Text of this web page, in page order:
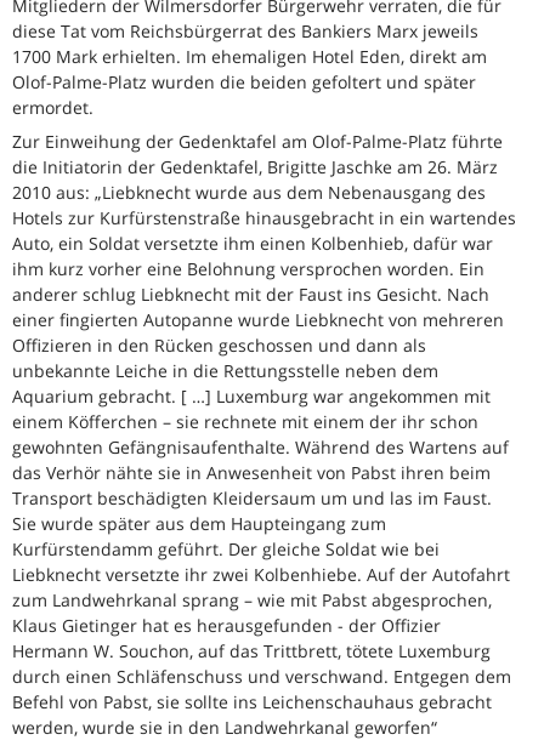
Mitgliedern der Wilmersdorfer Bürgerwehr verraten, die für
diese Tat vom Reichsbürgerrat des Bankiers Marx jeweils
1700 Mark erhielten. Im ehemaligen Hotel Eden, direkt am
Olof-Palme-Platz wurden die beiden gefoltert und später
ermordet.
Zur Einweihung der Gedenktafel am Olof-Palme-Platz führte
die Initiatorin der Gedenktafel, Brigitte Jaschke am 26. März
2010 aus: „Liebknecht wurde aus dem Nebenausgang des
Hotels zur Kurfürstenstraße hinausgebracht in ein wartendes
Auto, ein Soldat versetzte ihm einen Kolbenhieb, dafür war
ihm kurz vorher eine Belohnung versprochen worden. Ein
anderer schlug Liebknecht mit der Faust ins Gesicht. Nach
einer fingierten Autopanne wurde Liebknecht von mehreren
Offizieren in den Rücken geschossen und dann als
unbekannte Leiche in die Rettungsstelle neben dem
Aquarium gebracht. [ …] Luxemburg war angekommen mit
einem Köfferchen – sie rechnete mit einem der ihr schon
gewohnten Gefängnisaufenthalte. Während des Wartens auf
das Verhör nähte sie in Anwesenheit von Pabst ihren beim
Transport beschädigten Kleidersaum um und las im Faust.
Sie wurde später aus dem Haupteingang zum
Kurfürstendamm geführt. Der gleiche Soldat wie bei
Liebknecht versetzte ihr zwei Kolbenhiebe. Auf der Autofahrt
zum Landwehrkanal sprang – wie mit Pabst abgesprochen,
Klaus Gietinger hat es herausgefunden - der Offizier
Hermann W. Souchon, auf das Trittbrett, tötete Luxemburg
durch einen Schläfenschuss und verschwand. Entgegen dem
Befehl von Pabst, sie sollte ins Leichenschauhaus gebracht
werden, wurde sie in den Landwehrkanal geworfen“